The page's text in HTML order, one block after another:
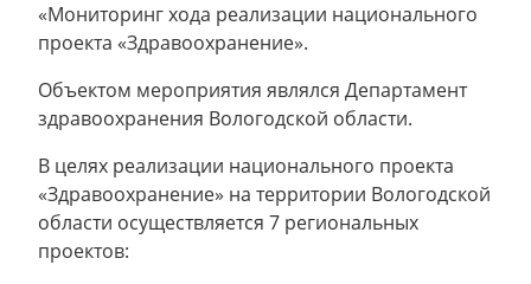
«Мониторинг хода реализации национального
проекта «Здравоохранение».
Объектом мероприятия являлся Департамент
здравоохранения Вологодской области.
В целях реализации национального проекта
«Здравоохранение» на территории Вологодской
области осуществляется 7 региональных
проектов: